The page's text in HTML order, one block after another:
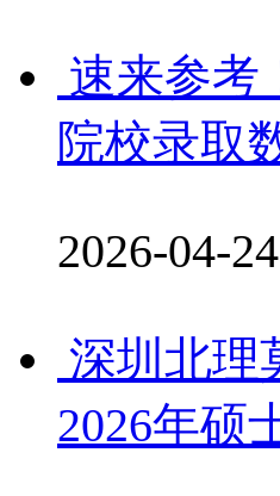
速来参考
院校录取
2026-04-24
深圳北理
2026年硕